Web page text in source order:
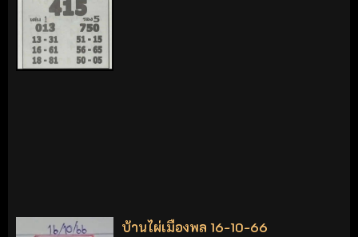
บ้านไผ่เมืองพล 16-10-66